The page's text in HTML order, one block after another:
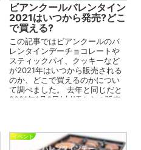
ビアンクールバレンタイン
2021はいつから発売?どこ
で買える?
この記事ではビアンクールのバ
レンタインデーチョコレートや
スティックパイ、クッキーなど
が2021年はいつから販売される
のか、どこで買えるのかについ
て調べました。 去年と同じだと
2021年1月6日(水)頃からの販売
イベント